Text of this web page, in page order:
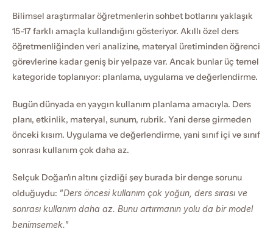
Bilimsel araştırmalar öğretmenlerin sohbet botlarını yaklaşık
15-17 farklı amaçla kullandığını gösteriyor. Akıllı özel ders
öğretmenliğinden veri analizine, materyal üretiminden öğrenci
görevlerine kadar geniş bir yelpaze var. Ancak bunlar üç temel
kategoride toplanıyor: planlama, uygulama ve değerlendirme.
Bugün dünyada en yaygın kullanım planlama amacıyla. Ders
planı, etkinlik, materyal, sunum, rubrik. Yani derse girmeden
önceki kısım. Uygulama ve değerlendirme, yani sınıf içi ve sınıf
sonrası kullanım çok daha az.
Selçuk Doğan'ın altını çizdiği şey burada bir denge sorunu
olduğuydu: "Ders öncesi kullanım çok yoğun, ders sırası ve
sonrası kullanım daha az. Bunu artırmanın yolu da bir model
benimsemek."